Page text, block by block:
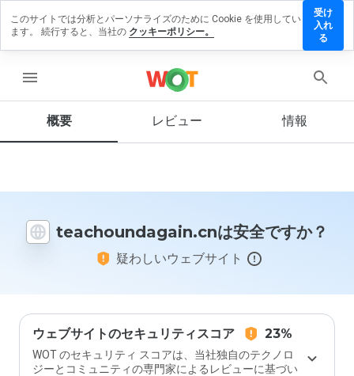
menu
概要 レビュー 情報
teachoundagain.cnは安全ですか？
疑わしいウェブサイト
ウェブサイトのセキュリティスコア 23%
WOT のセキュリティ スコアは、当社独自のテクノロ
ジーとコミュニティの専門家によるレビューに基づい
ューを残す
ウェ
を1
5の
で、
ます
か？
このサイトでは分析とパーソナライズのために Cookie を使用してい
ます。 続行すると、当社の クッキーポリシー。
受け
入れ
る